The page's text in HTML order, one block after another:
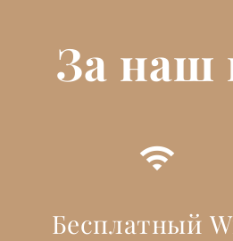
За наш
Бесплатный